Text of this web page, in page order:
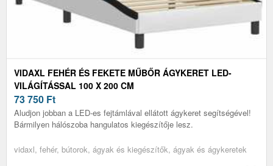
VIDAXL FEHÉR ÉS FEKETE MŰBŐR ÁGYKERET LED-
VILÁGÍTÁSSAL 100 X 200 CM
73 750 Ft
Aludjon jobban a LED-es fejtámlával ellátott ágykeret segítségével!
Bármilyen hálószoba hangulatos kiegészítője lesz.
vidaxl, fehér, bútorok, ágyak és kiegészítők, ágyak és ágykeretek